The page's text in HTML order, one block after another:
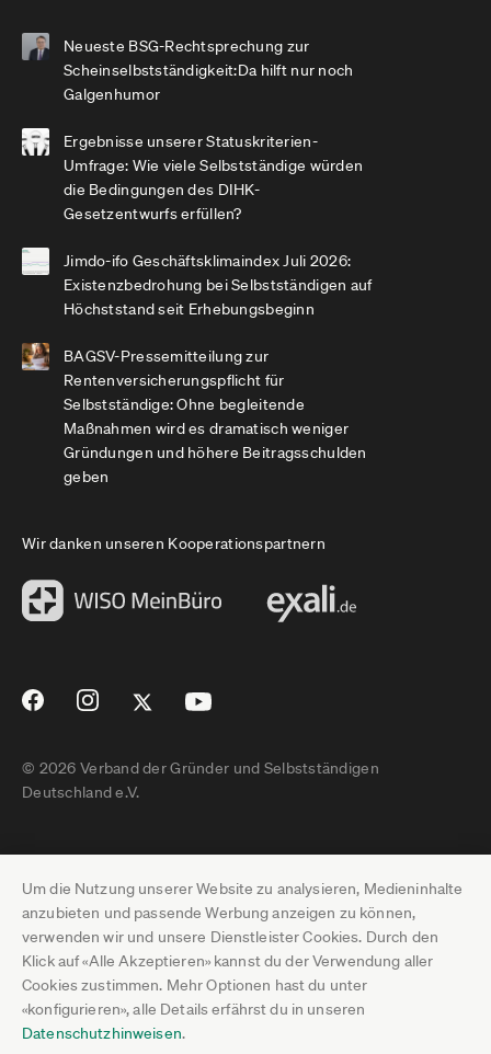
Um die Nutzung unserer Website zu analysieren, Medieninhalte
anzubieten und passende Werbung anzeigen zu können,
verwenden wir und unsere Dienstleister Cookies. Durch den
Klick auf «Alle Akzeptieren» kannst du der Verwendung aller
Cookies zustimmen. Mehr Optionen hast du unter
«konfigurieren», alle Details erfährst du in unseren
Datenschutzhinweisen.
Neueste BSG-Rechtsprechung zur
Scheinselbstständigkeit:Da hilft nur noch
Galgenhumor
Ergebnisse unserer Statuskriterien-
Umfrage: Wie viele Selbstständige würden
die Bedingungen des DIHK-
Gesetzentwurfs erfüllen?
Jimdo-ifo Geschäftsklimaindex Juli 2026:
Existenzbedrohung bei Selbstständigen auf
Höchststand seit Erhebungsbeginn
BAGSV-Pressemitteilung zur
Rentenversicherungspflicht für
Selbstständige: Ohne begleitende
Maßnahmen wird es dramatisch weniger
Gründungen und höhere Beitragsschulden
geben
Wir danken unseren Kooperationspartnern
© 2026 Verband der Gründer und Selbstständigen
Deutschland e.V.
Impressum
Datenschutz
Pressebereich
Jobs